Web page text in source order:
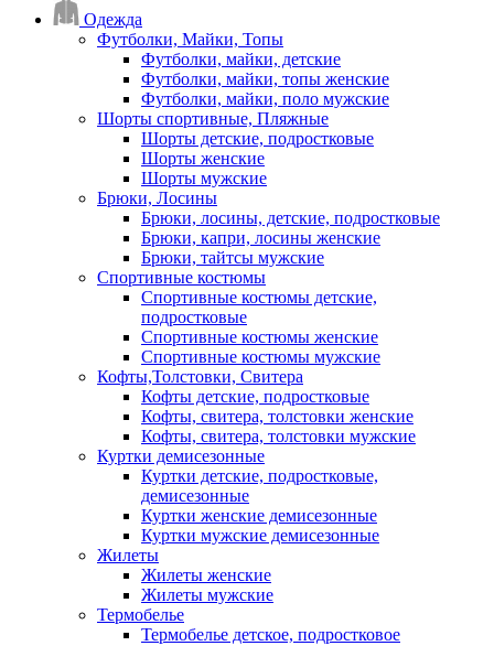
Одежда
Футболки, Майки, Топы
Футболки, майки, детские
Футболки, майки, топы женские
Футболки, майки, поло мужские
Шорты спортивные, Пляжные
Шорты детские, подростковые
Шорты женские
Шорты мужские
Брюки, Лосины
Брюки, лосины, детские, подростковые
Брюки, капри, лосины женские
Брюки, тайтсы мужские
Спортивные костюмы
Спортивные костюмы детские,
подростковые
Спортивные костюмы женские
Спортивные костюмы мужские
Кофты,Толстовки, Свитера
Кофты детские, подростковые
Кофты, свитера, толстовки женские
Кофты, свитера, толстовки мужские
Куртки демисезонные
Куртки детские, подростковые,
демисезонные
Куртки женские демисезонные
Куртки мужские демисезонные
Жилеты
Жилеты женские
Жилеты мужские
Термобелье
Термобелье детское, подростковое